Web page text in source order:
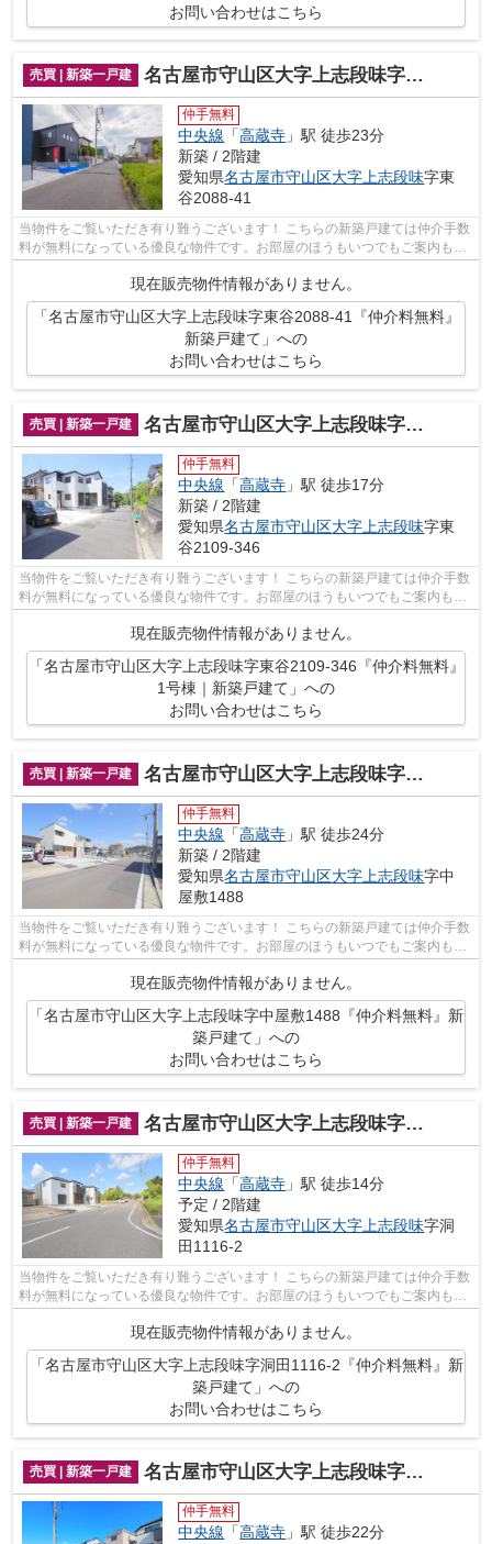
お問い合わせはこちら
売買 | 新築一戸建 名古屋市守山区大字上志段味字東谷2088-41『仲介料無料』新築戸建て
仲手無料
中央線 「高蔵寺 」駅 徒歩23分
新築 / 2階建
愛知県名古屋市守山区大字上志段味字東
谷2088-41
当物件をご覧いただき有り難うございます！ こちらの新築戸建ては仲介手数
料が無料になっている優良な物件です。お部屋のほうもいつでもご案内もさ
現在販売物件情報がありません。
「名古屋市守山区大字上志段味字東谷2088-41『仲介料無料』
新築戸建て」への
お問い合わせはこちら
売買 | 新築一戸建 名古屋市守山区大字上志段味字東谷2109-346『仲介料無料』1号棟｜新築戸建て
仲手無料
中央線 「高蔵寺 」駅 徒歩17分
新築 / 2階建
愛知県名古屋市守山区大字上志段味字東
谷2109-346
当物件をご覧いただき有り難うございます！ こちらの新築戸建ては仲介手数
料が無料になっている優良な物件です。お部屋のほうもいつでもご案内もさ
現在販売物件情報がありません。
「名古屋市守山区大字上志段味字東谷2109-346『仲介料無料』
1号棟｜新築戸建て」への
お問い合わせはこちら
売買 | 新築一戸建 名古屋市守山区大字上志段味字中屋敷1488『仲介料無料』新築戸建て
仲手無料
中央線 「高蔵寺 」駅 徒歩24分
新築 / 2階建
愛知県名古屋市守山区大字上志段味字中
屋敷1488
当物件をご覧いただき有り難うございます！ こちらの新築戸建ては仲介手数
料が無料になっている優良な物件です。お部屋のほうもいつでもご案内もさ
現在販売物件情報がありません。
「名古屋市守山区大字上志段味字中屋敷1488『仲介料無料』新
築戸建て」への
お問い合わせはこちら
売買 | 新築一戸建 名古屋市守山区大字上志段味字洞田1116-2『仲介料無料』新築戸建て
仲手無料
中央線 「高蔵寺 」駅 徒歩14分
予定 / 2階建
愛知県名古屋市守山区大字上志段味字洞
田1116-2
当物件をご覧いただき有り難うございます！ こちらの新築戸建ては仲介手数
料が無料になっている優良な物件です。お部屋のほうもいつでもご案内もさ
せて頂きますのでお気軽にお問合せ下...
現在販売物件情報がありません。
「名古屋市守山区大字上志段味字洞田1116-2『仲介料無料』新
築戸建て」への
お問い合わせはこちら
売買 | 新築一戸建 名古屋市守山区大字上志段味字上島690『仲介料無料』新築戸建て
仲手無料
中央線 「高蔵寺 」駅 徒歩22分